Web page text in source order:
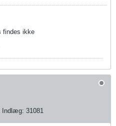
findes ikke
Indlæg: 31081